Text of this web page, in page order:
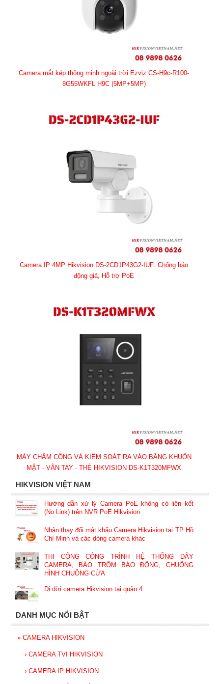
Camera mắt kép thông minh ngoài trời Ezviz CS-H9c-R100-
8G55WKFL H9C (5MP+5MP)
Camera IP 4MP Hikvision DS-2CD1P43G2-IUF: Chống báo
động giả, Hỗ trợ PoE
MÁY CHẤM CÔNG VÀ KIỂM SOÁT RA VÀO BẰNG KHUÔN
MẶT - VÂN TAY - THẺ HIKVISION DS-K1T320MFWX
HIKVISION VIỆT NAM
Hướng dẫn xử lý Camera PoE không có liên kết
(No Link) trên NVR PoE Hikvision
Nhận thay đổi mật khẩu Camera Hikvision tại TP Hồ
Chí Minh và các dòng camera khác
THI CÔNG CÔNG TRÌNH HỆ THỐNG DÂY
CAMERA, BÁO TRỘM BÁO ĐỘNG, CHUÔNG
HÌNH CHUÔNG CỬA
Di dời camera Hikvision tại quận 4
DANH MỤC NỔI BẬT
» CAMERA HIKVISION
› CAMERA TVI HIKVISION
› CAMERA IP HIKVISION